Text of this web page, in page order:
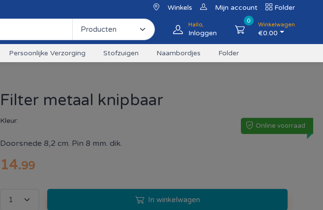
Winkels Mijn account Folder
Hallo,
Inloggen
0
Winkelwagen
€0.00
Persoonlijke Verzorging Stofzuigen Naambordjes Folder
Filter metaal knipbaar
Kleur:
Online voorraad
Doorsnede 8,2 cm. Pin 8 mm. dik.
14.99
In winkelwagen